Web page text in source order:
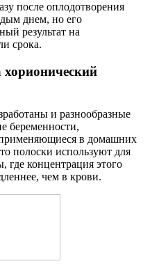
после оплодотворения
днем, но его
результат на
срока.
хорионический
и разнообразные
беременности,
в домашних
полоски используют для
концентрация этого
чем в крови.